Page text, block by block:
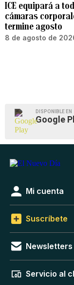
ICE equipará a
cámaras
termine agosto
8 de agosto de
DISPONIBLE EN
Google
Mi cuenta
Suscríbete
Newsletters
Servicio al